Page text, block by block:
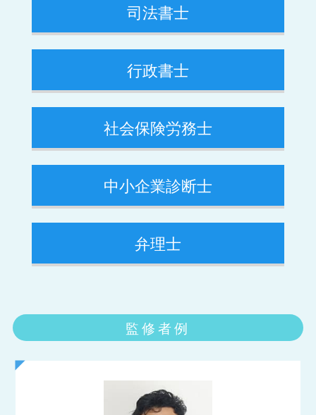
司法書士
行政書士
社会保険労務士
中小企業診断士
弁理士
監修者例